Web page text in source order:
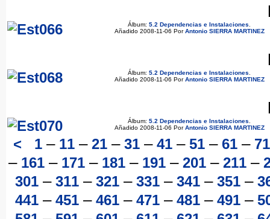
Álbum: 5.2 Dependencias e Instalaciones
Añadido 2008-11-06 PorAntonio SIERRA MARTINEZ
Álbum: 5.2 Dependencias e Instalaciones
Añadido 2008-11-06 PorAntonio SIERRA MARTINEZ
Álbum: 5.2 Dependencias e Instalaciones
Añadido 2008-11-06 PorAntonio SIERRA MARTINEZ
< 1 – 11 – 21 – 31 – 41 – 51 – 61 – 71
– 161 – 171 – 181 – 191 – 201 – 211 –
301– 311– 321– 331– 341– 351–
441– 451– 461– 471– 481– 491–